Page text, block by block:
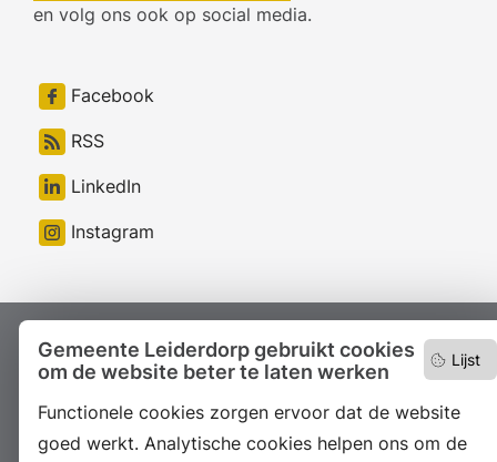
Lijst
Gemeente Leiderdorp gebruikt cookies
om de website beter te laten werken
Functionele cookies zorgen ervoor dat de website
goed werkt. Analytische cookies helpen ons om de
en volg ons ook op social media.
Facebook
RSS
LinkedIn
Instagram
Proclaimer Colofon
Toegankelijkheid
Sitemap
Privacyverklaring
Servicenormen
Suggesties
Archief Vacatures